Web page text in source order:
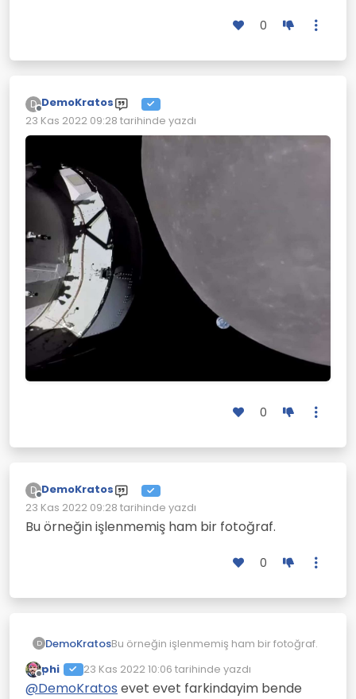
0
D
Çevrimdışı
DemoKratos
23 Kas 2022 09:28 tarihinde yazdı
Son düzenleyen:
0
D
Çevrimdışı
DemoKratos
23 Kas 2022 09:28 tarihinde yazdı
Son düzenleyen:
Bu örneğin işlenmemiş ham bir fotoğraf.
0
D DemoKratosBu örneğin işlenmemiş ham bir fotoğraf.
Çevrimdışı
phi 23 Kas 2022 10:06 tarihinde yazdı
Son düzenleyen:
@DemoKratos evet evet farkindayim bende